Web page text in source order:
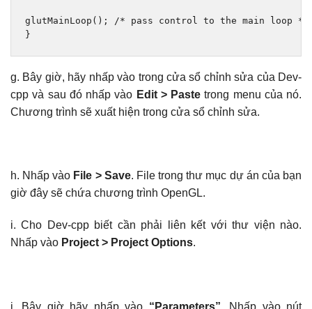
glutMainLoop ();
/* pass control to the main loop */
}
g. Bây giờ, hãy nhấp vào trong cửa sổ chỉnh sửa của Dev-
cpp và sau đó nhấp vào Edit > Paste trong menu của nó.
Chương trình sẽ xuất hiện trong cửa sổ chỉnh sửa.
h. Nhấp vào File > Save. File trong thư mục dự án của bạn
giờ đây sẽ chứa chương trình OpenGL.
i. Cho Dev-cpp biết cần phải liên kết với thư viện nào.
Nhấp vào Project > Project Options.
j. Bây giờ hãy nhấp vào “Parameters”. Nhấp vào nút